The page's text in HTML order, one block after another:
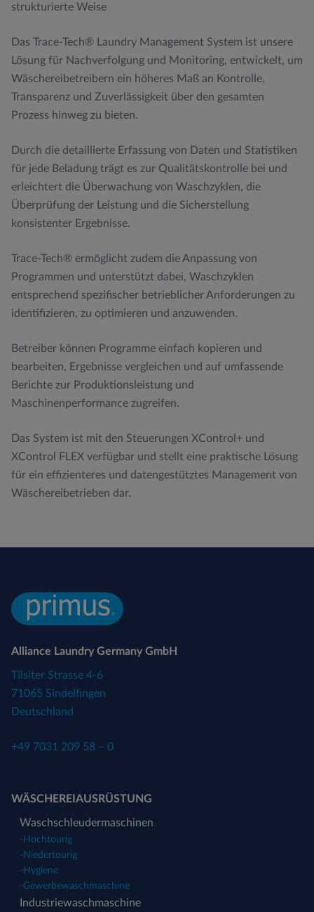
strukturierte Weise
Das Trace-Tech® Laundry Management System ist unsere
Lösung für Nachverfolgung und Monitoring, entwickelt, um
Wäschereibetreibern ein höheres Maß an Kontrolle,
Transparenz und Zuverlässigkeit über den gesamten
Prozess hinweg zu bieten.
Durch die detaillierte Erfassung von Daten und Statistiken
für jede Beladung trägt es zur Qualitätskontrolle bei und
erleichtert die Überwachung von Waschzyklen, die
Überprüfung der Leistung und die Sicherstellung
konsistenter Ergebnisse.
Trace-Tech® ermöglicht zudem die Anpassung von
Programmen und unterstützt dabei, Waschzyklen
entsprechend spezifischer betrieblicher Anforderungen zu
identifizieren, zu optimieren und anzuwenden.
Betreiber können Programme einfach kopieren und
bearbeiten, Ergebnisse vergleichen und auf umfassende
Berichte zur Produktionsleistung und
Maschinenperformance zugreifen.
Das System ist mit den Steuerungen XControl+ und
XControl FLEX verfügbar und stellt eine praktische Lösung
für ein effizienteres und datengestütztes Management von
Wäschereibetrieben dar.
Alliance Laundry Germany GmbH
Tilsiter Strasse 4-6
71065 Sindelfingen
Deutschland
+49 7031 209 58 – 0
WÄSCHEREIAUSRÜSTUNG
Waschschleudermaschinen
- Hochtourig
- Niedertourig
- Hygiene
-Gewerbewaschmaschine
Industriewaschmaschine